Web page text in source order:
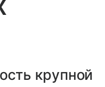
крупной